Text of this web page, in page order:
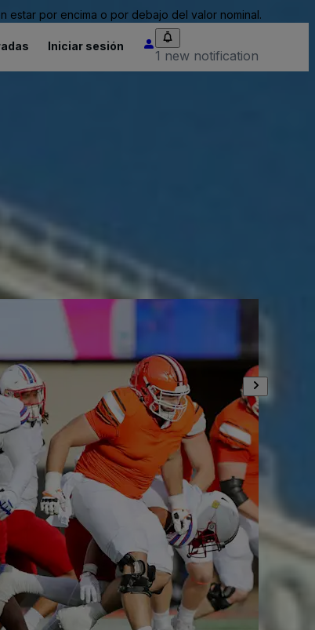
estar por encima o por debajo del valor nominal.
Iniciar sesión
1 new notification